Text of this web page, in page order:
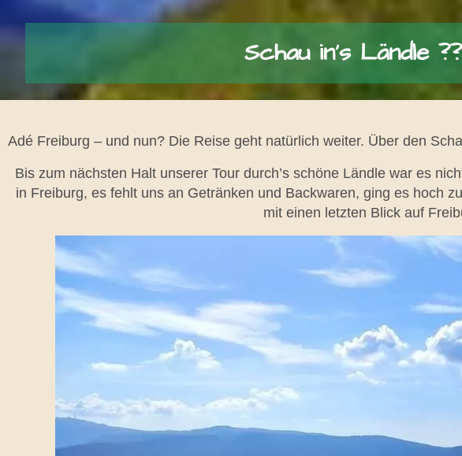
Schau in’s Ländle ??
Adé Freiburg – und nun? Die Reise geht natürlich weiter. Über den
Bis zum nächsten Halt unserer Tour durch’s schöne Ländle war es
in Freiburg, es fehlt uns an Getränken und Backwaren, ging es hoch
mit einen letzten Blick auf